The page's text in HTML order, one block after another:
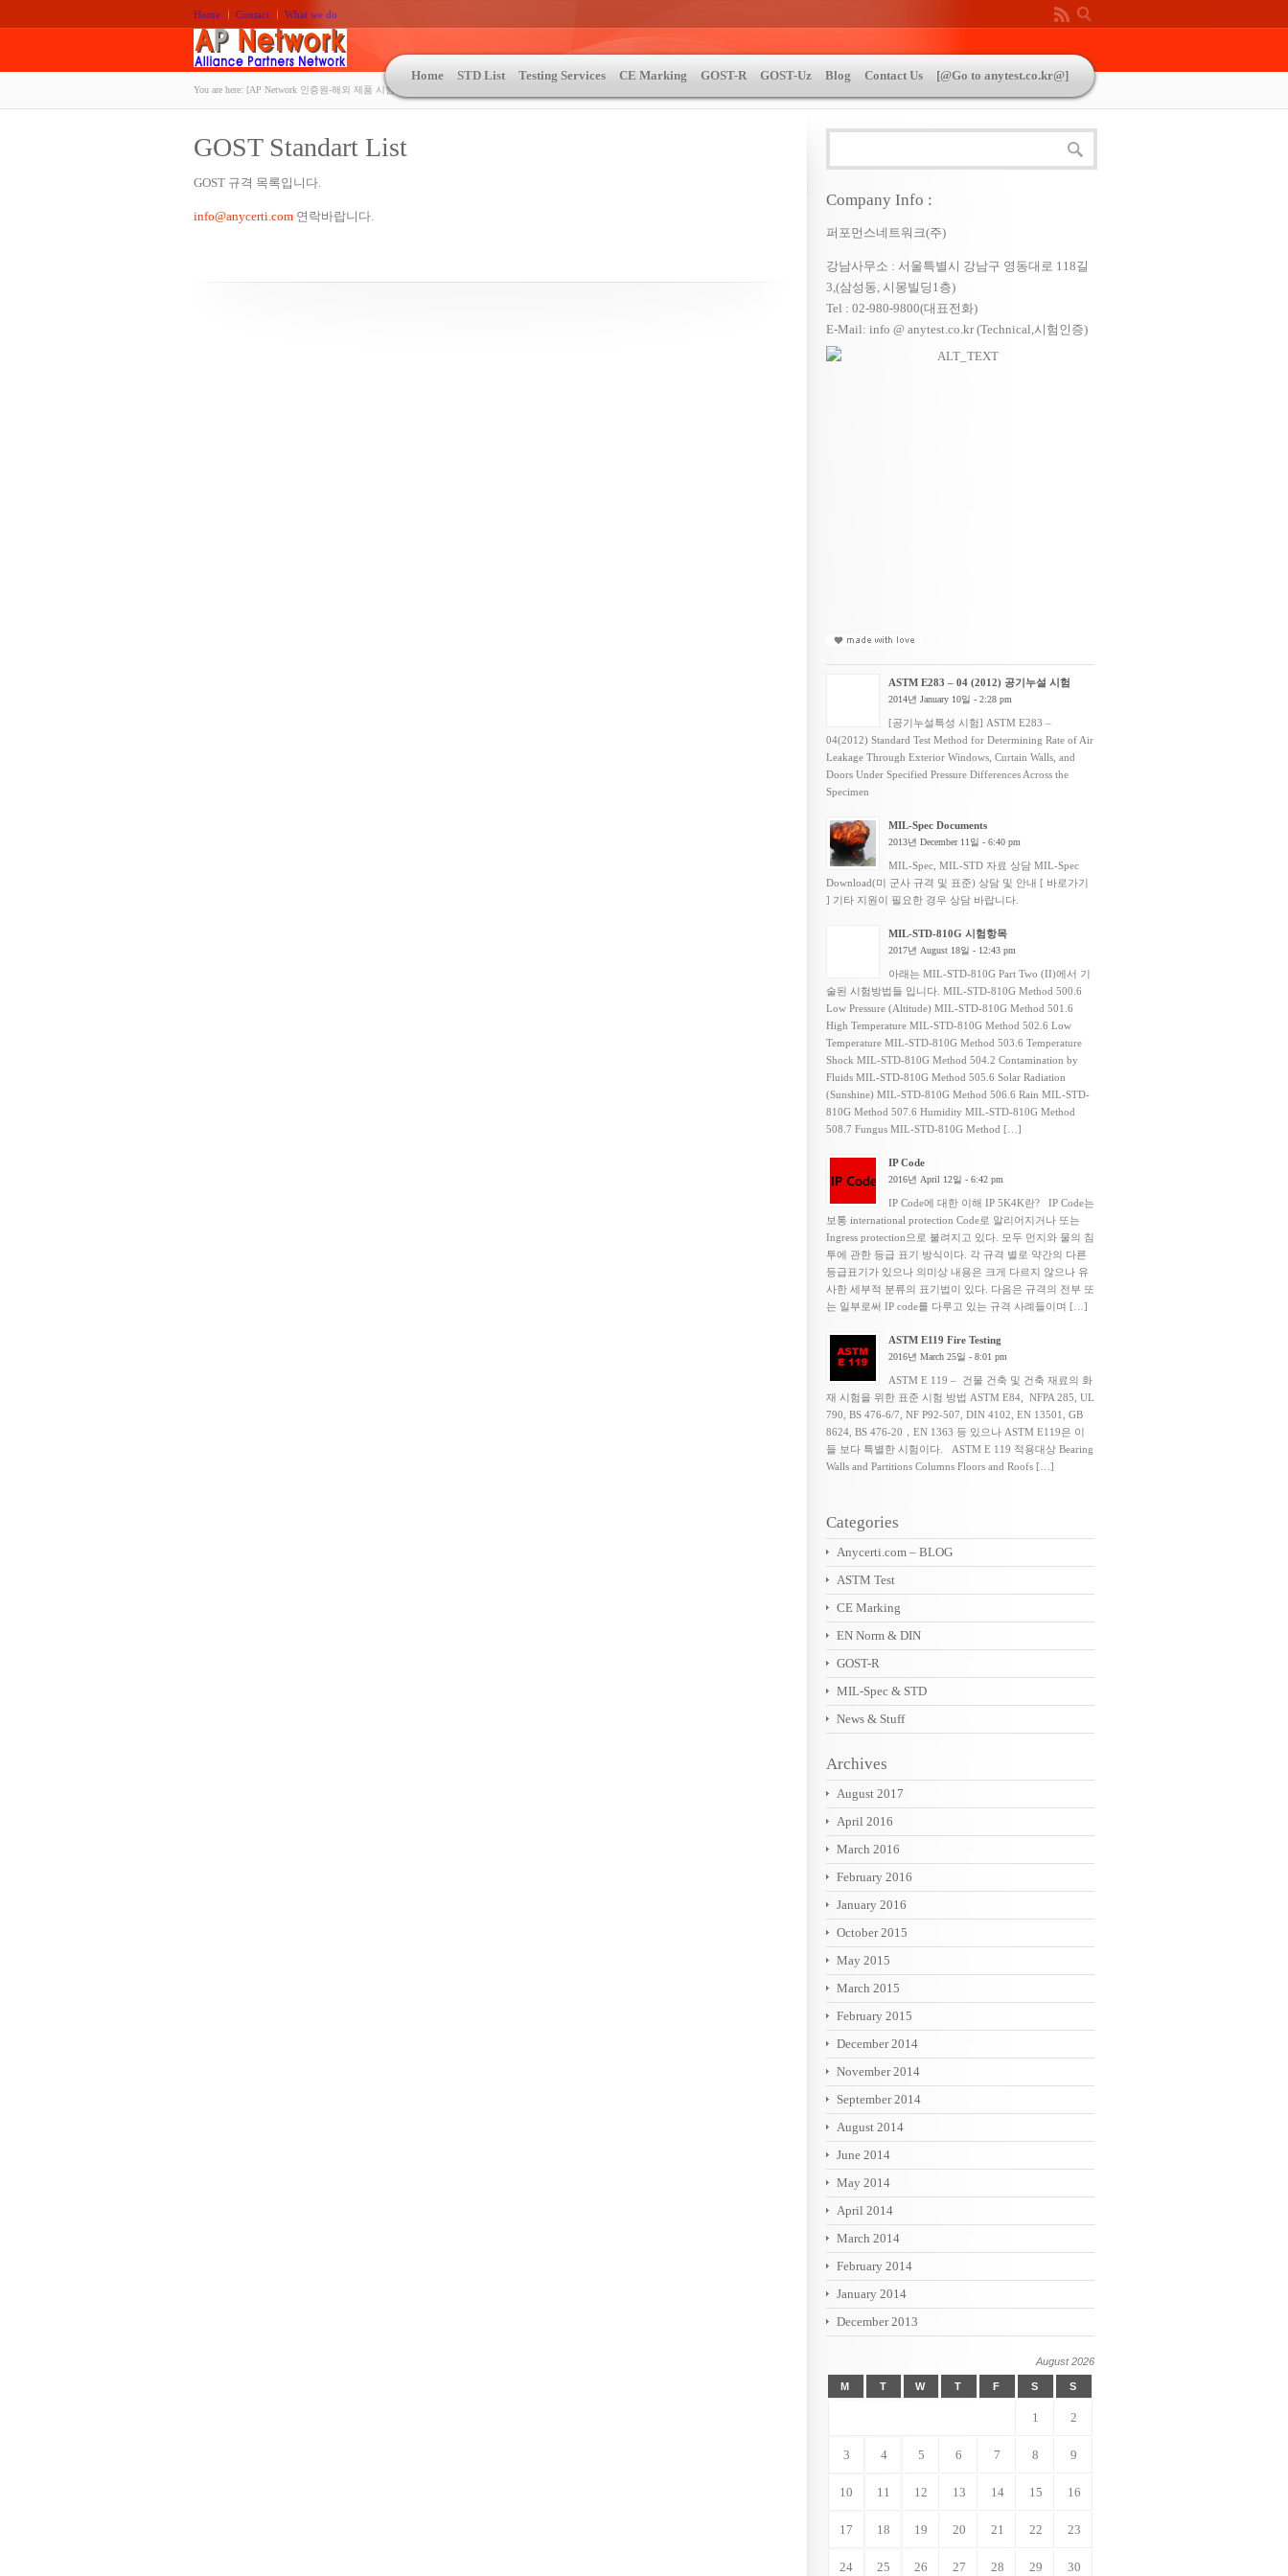
Home Contact What we do
Home STD List Testing Services CE Marking GOST-R GOST-Uz Blog Contact Us [@Go to anytest.co.kr@]
You are here: [AP Network 인증원-해외 제품 시험인증 상담 | ASTM | MIL-STD-810 | 자동차 OEM 규격시험 | DIN | EN, GOST-R | TEST & CERTIFICATE |
GOST Standart List
GOST 규격 목록입니다.
info@anycerti.com 연락바랍니다.
Company Info :
퍼포먼스네트워크(주)
강남사무소 : 서울특별시 강남구 영동대로 118길
3,(삼성동, 시몽빌딩1층)
Tel : 02-980-9800(대표전화)
E-Mail: info @ anytest.co.kr (Technical,시험인증)
ASTM E283 – 04 (2012) 공기누설 시험
2014년 January 10일 - 2:28 pm
[공기누설특성 시험] ASTM E283 –
04(2012) Standard Test Method for Determining Rate of Air
Leakage Through Exterior Windows, Curtain Walls, and
Doors Under Specified Pressure Differences Across the
Specimen
MIL-Spec Documents
2013년 December 11일 - 6:40 pm
MIL-Spec, MIL-STD 자료 상담 MIL-Spec
Download(미 군사 규격 및 표준) 상담 및 안내 [ 바로가기
] 기타 지원이 필요한 경우 상담 바랍니다.
MIL-STD-810G 시험항목
2017년 August 18일 - 12:43 pm
아래는 MIL-STD-810G Part Two (II)에서 기
술된 시험방법들 입니다. MIL-STD-810G Method 500.6
Low Pressure (Altitude) MIL-STD-810G Method 501.6
High Temperature MIL-STD-810G Method 502.6 Low
Temperature MIL-STD-810G Method 503.6 Temperature
Shock MIL-STD-810G Method 504.2 Contamination by
Fluids MIL-STD-810G Method 505.6 Solar Radiation
(Sunshine) MIL-STD-810G Method 506.6 Rain MIL-STD-
810G Method 507.6 Humidity MIL-STD-810G Method
508.7 Fungus MIL-STD-810G Method […]
IP Code
2016년 April 12일 - 6:42 pm
IP Code에 대한 이해 IP 5K4K란? IP Code는
보통 international protection Code로 알리어지거나 또는
Ingress protection으로 불려지고 있다. 모두 먼지와 물의 침
투에 관한 등급 표기 방식이다. 각 규격 별로 약간의 다른
등급표기가 있으나 의미상 내용은 크게 다르지 않으나 유
사한 세부적 분류의 표기법이 있다. 다음은 규격의 전부 또
는 일부로써 IP code를 다루고 있는 규격 사례들이며 […]
ASTM E119 Fire Testing
2016년 March 25일 - 8:01 pm
ASTM E 119 – 건물 건축 및 건축 재료의 화
재 시험을 위한 표준 시험 방법 ASTM E84, NFPA 285, UL
790, BS 476-6/7, NF P92-507, DIN 4102, EN 13501, GB
8624, BS 476-20，EN 1363 등 있으나 ASTM E119은 이
들 보다 특별한 시험이다. ASTM E 119 적용대상 Bearing
Walls and Partitions Columns Floors and Roofs […]
Categories
Anycerti.com – BLOG
ASTM Test
CE Marking
EN Norm & DIN
GOST-R
MIL-Spec & STD
News & Stuff
Archives
August 2017
April 2016
March 2016
February 2016
January 2016
October 2015
May 2015
March 2015
February 2015
December 2014
November 2014
September 2014
August 2014
June 2014
May 2014
April 2014
March 2014
February 2014
January 2014
December 2013
August 2026
M T W T F S S
1 2
3 4 5 6 7 8 9
10 11 12 13 14 15 16
17 18 19 20 21 22 23
24 25 26 27 28 29 30